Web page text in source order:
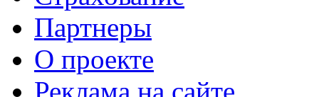
Партнеры
O проекте
Реклама на сайте